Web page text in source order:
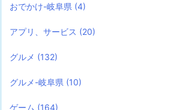
おでかけ-岐阜県 (4)
アプリ、サービス (20)
グルメ (132)
グルメ-岐阜県 (10)
ゲーム (164)